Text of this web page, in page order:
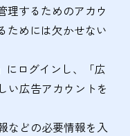
理するためのアカウ
ためには欠かせない
にログインし、「広
い広告アカウントを
などの必要情報を入